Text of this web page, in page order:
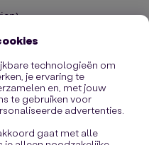
.
technologieën om
je ervaring te
en, met jouw
te gebruiken voor
advertenties.
gaat met alle